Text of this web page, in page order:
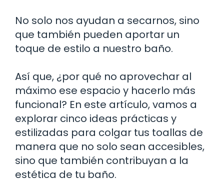
No solo nos ayudan a secarnos, sino
que también pueden aportar un
toque de estilo a nuestro baño.
Así que, ¿por qué no aprovechar al
máximo ese espacio y hacerlo más
funcional? En este artículo, vamos a
explorar cinco ideas prácticas y
estilizadas para colgar tus toallas de
manera que no solo sean accesibles,
sino que también contribuyan a la
estética de tu baño.